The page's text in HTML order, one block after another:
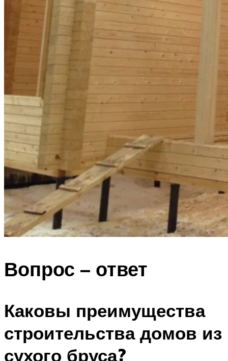
Вопрос – ответ
Каковы преимущества
строительства домов из
сухого бруса?